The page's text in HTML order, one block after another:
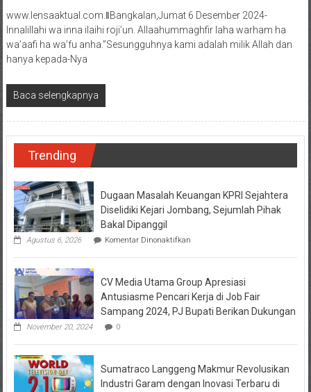
www.lensaaktual.com.ǁBangkalan,Jumat 6 Desember 2024-
Innalillahi wa inna ilaihi roji’un. Allaahummaghfir laha warham ha
wa’aafi ha wa’fu anha.”Sesungguhnya kami adalah milik Allah dan
hanya kepada-Nya
Baca selengkapnya
Trending
Dugaan Masalah Keuangan KPRI Sejahtera
Diselidiki Kejari Jombang, Sejumlah Pihak
Bakal Dipanggil
Agustus 6, 2026 Komentar Dinonaktifkanpada
Masalah
KPRI
Sejahtera
Diselidiki
Kejari
Dipanggil
CV Media Utama Group Apresiasi
Antusiasme Pencari Kerja di Job Fair
Sampang 2024, PJ Bupati Berikan Dukungan
November 20, 2024 0
Sumatraco Langgeng Makmur Revolusikan
Industri Garam dengan Inovasi Terbaru di